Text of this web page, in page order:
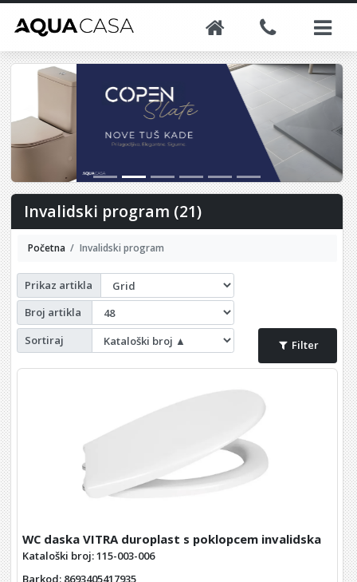
Invalidski program (21)
Početna Invalidski program
Prikaz artikla
Broj artikla
Sortiraj
Filter
WC daska VITRA duroplast s poklopcem invalidska
Kataloški broj: 115-003-006
Barkod: 8693405417935